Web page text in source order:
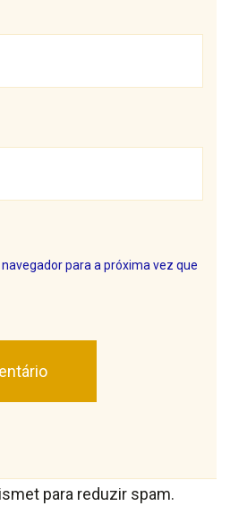
para a próxima vez que
para reduzir spam.